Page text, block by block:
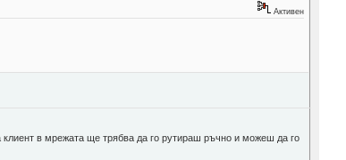
Активен
в мрежата ще трябва да го рутираш ръчно и можеш да го